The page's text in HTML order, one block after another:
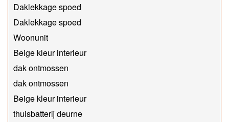
Daklekkage spoed
Daklekkage spoed
Woonunit
Beige kleur interieur
dak ontmossen
dak ontmossen
Beige kleur interieur
thuisbatterij deurne